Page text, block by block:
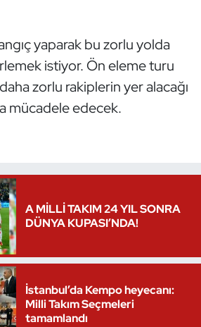
yaparak bu zorlu yolda
istiyor. Ön eleme turu
zorlu rakiplerin yer alacağı
mücadele edecek.
A MİLLİ TAKIM 24 YIL SONRA
DÜNYA KUPASI’NDA!
İstanbul’da Kempo heyecanı:
Milli Takım Seçmeleri
tamamlandı